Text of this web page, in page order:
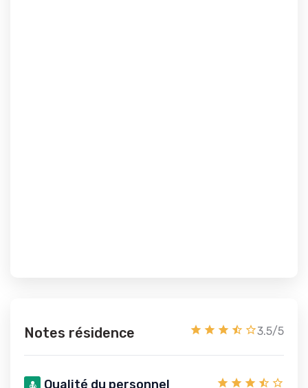
Notes résidence 3.5/5
Qualité du personnel